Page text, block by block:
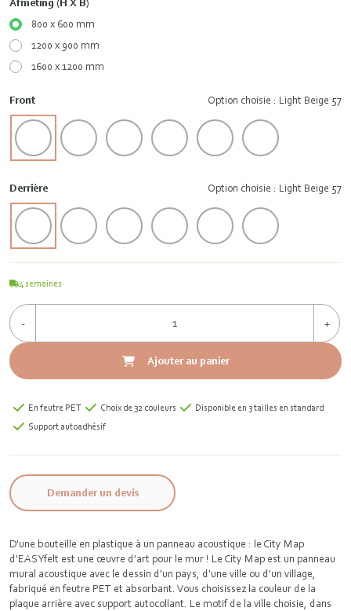
800 x 600 mm
1200 x 900 mm
1600 x 1200 mm
Front Option choisie : Light Beige 57
Derrière Option choisie : Light Beige 57
4 semaines
- +
Ajouter au panier
En feutre PET Choix de 32 couleurs
Disponible en 3 tailles en standard
Support autoadhésif
Demander un devis
D'une bouteille en plastique à un panneau acoustique : le City Map
d'EASYfelt est une œuvre d'art pour le mur ! Le City Map est un panneau
mural acoustique avec le dessin d'un pays, d'une ville ou d'un village,
fabriqué en feutre PET et absorbant. Vous choisissez la couleur de la
plaque arrière avec support autocollant. Le motif de la ville choisie, dans